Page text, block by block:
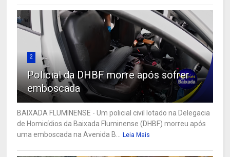
2
Policial da DHBF morre após sofrer
emboscada
BAIXADA FLUMINENSE - Um policial civil lotado na Delegacia
de Homicídios da Baixada Fluminense (DHBF) morreu após
uma emboscada na Avenida B...
Leia Mais